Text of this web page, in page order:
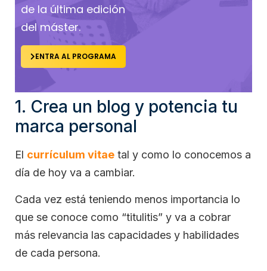
de la última edición
del máster.
ENTRA AL PROGRAMA
1. Crea un blog y potencia tu
marca personal
El currículum vitae tal y como lo conocemos a
día de hoy va a cambiar.
Cada vez está teniendo menos importancia lo
que se conoce como “titulitis” y va a cobrar
más relevancia las capacidades y habilidades
de cada persona.